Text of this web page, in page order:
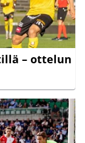
– ottelun